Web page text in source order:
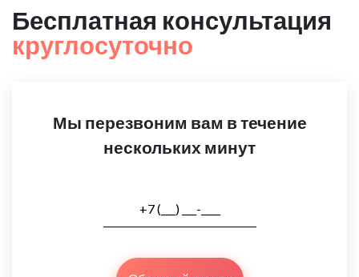
Бесплатная консультация
круглосуточно
Мы перезвоним вам в течение
нескольких минут